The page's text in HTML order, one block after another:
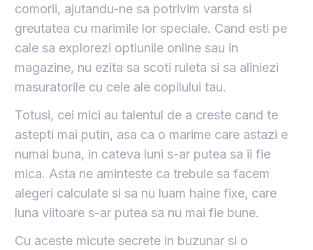
comorii, ajutandu-ne sa potrivim varsta si
greutatea cu marimile lor speciale. Cand esti pe
cale sa explorezi optiunile online sau in
magazine, nu ezita sa scoti ruleta si sa aliniezi
masuratorile cu cele ale copilului tau.
Totusi, cei mici au talentul de a creste cand te
astepti mai putin, asa ca o marime care astazi e
numai buna, in cateva luni s-ar putea sa ii fie
mica. Asta ne aminteste ca trebuie sa facem
alegeri calculate si sa nu luam haine fixe, care
luna viitoare s-ar putea sa nu mai fie bune.
Cu aceste micute secrete in buzunar si o